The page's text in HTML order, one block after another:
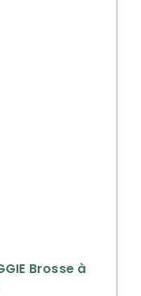
Brosse à